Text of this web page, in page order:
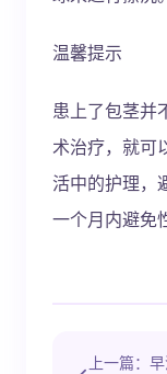
温馨提示
患上了包茎并
术治疗，就可
活中的护理，
一个月内避免
上一篇：